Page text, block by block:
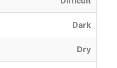
Dark
Dry